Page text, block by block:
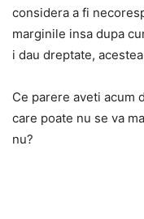
considera a fi
marginile insa dupa
i dau dreptate,
Ce parere aveti acum
care poate nu se va
nu?